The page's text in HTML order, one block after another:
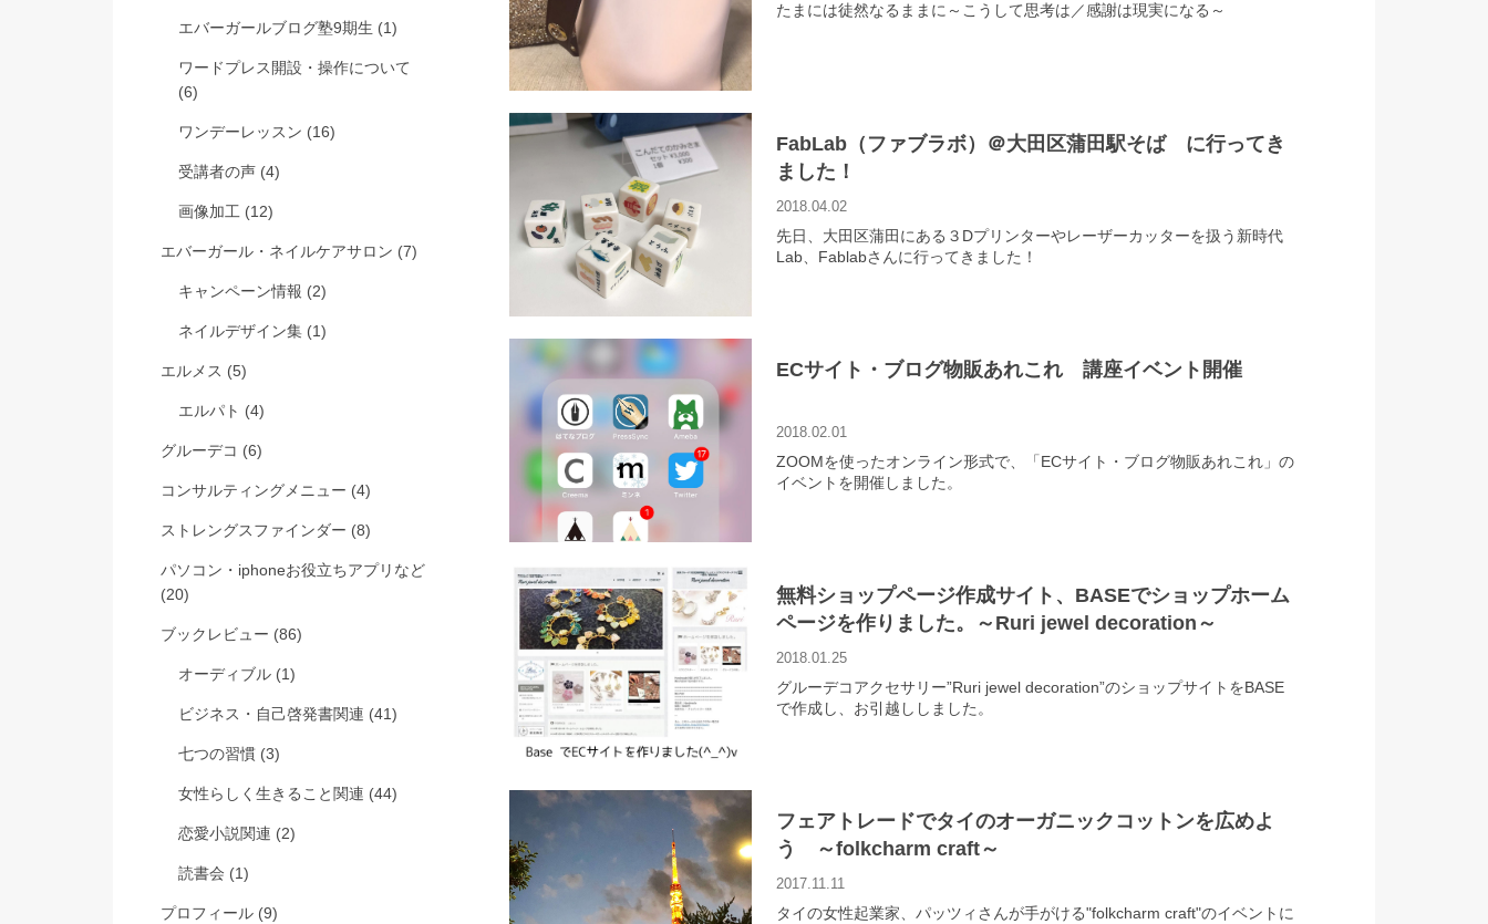
たまには徒然なるままに～こうして思考は／感謝は現実になる～
FabLab（ファブラボ）＠大田区蒲田駅そば に行ってき
ました！
2018.04.02
先日、大田区蒲田にある３Dプリンターやレーザーカッターを扱う新時代
Lab、Fablabさんに行ってきました！
ECサイト・ブログ物販あれこれ 講座イベント開催
2018.02.01
ZOOMを使ったオンライン形式で、「ECサイト・ブログ物販あれこれ」の
イベントを開催しました。
無料ショップページ作成サイト、BASEでショップホーム
ページを作りました。～Ruri jewel decoration～
2018.01.25
グルーデコアクセサリー”Ruri jewel decoration”のショップサイトをBASE
で作成し、お引越ししました。
フェアトレードでタイのオーガニックコットンを広めよ
う ～folkcharm craft～
2017.11.11
タイの女性起業家、パッツィさんが手がける"folkcharm craft"のイベントに
エバーガールブログ塾9期生 (1)
ワードプレス開設・操作について
(6)
ワンデーレッスン (16)
受講者の声 (4)
画像加工 (12)
エバーガール・ネイルケアサロン (7)
キャンペーン情報 (2)
ネイルデザイン集 (1)
エルメス (5)
エルパト (4)
グルーデコ (6)
コンサルティングメニュー (4)
ストレングスファインダー (8)
パソコン・iphoneお役立ちアプリなど
(20)
ブックレビュー (86)
オーディブル (1)
ビジネス・自己啓発書関連 (41)
七つの習慣 (3)
女性らしく生きること関連 (44)
恋愛小説関連 (2)
読書会 (1)
プロフィール (9)